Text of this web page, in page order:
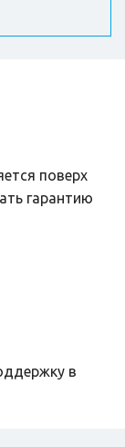
поверх
гарантию
в